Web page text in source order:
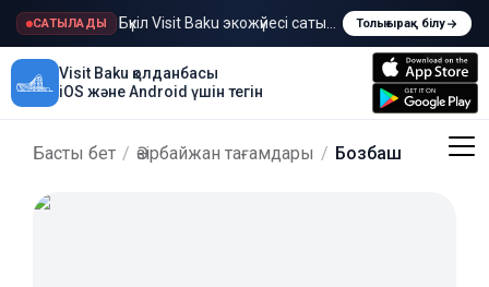
САТЫЛАДЫ Бүкіл Visit Baku экожүйесі сатыладыТолығырақ білу
Visit Baku қолданбасы
iOS және Android үшін тегін
Басты бет / Әзірбайжан тағамдары / Бозбаш